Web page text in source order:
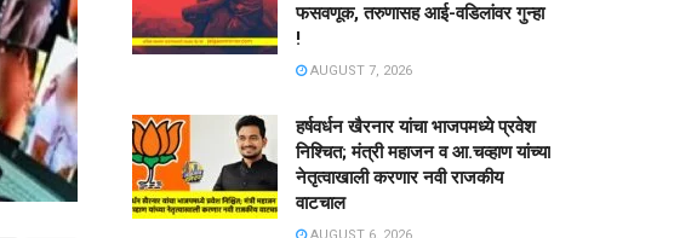
फसवणूक, तरुणासह आई-वडिलांवर गुन्हा
!
AUGUST 7, 2026
हर्षवर्धन खैरनार यांचा भाजपमध्ये प्रवेश
निश्चित; मंत्री महाजन व आ.चव्हाण यांच्या
नेतृत्वाखाली करणार नवी राजकीय
वाटचाल
AUGUST 6, 2026